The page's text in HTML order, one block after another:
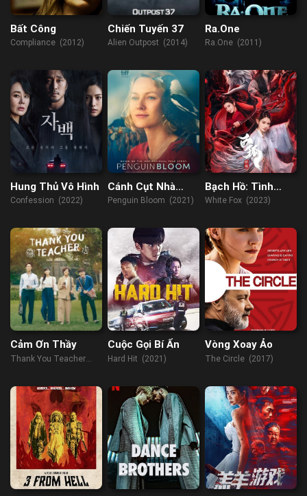
Bất Công
Compliance (2012)
Chiến Tuyến 37
Alien Outpost (2014)
Ra.One
Ra.One (2011)
Hung Thủ Vô Hình
Confession (2022)
Cánh Cụt Nhà
Bloom
Penguin Bloom (2021)
Bạch Hồ: Tình
Duyên
White Fox (2023)
Cảm Ơn Thầy
Thank You Teacher
Cuộc Gọi Bí Ẩn
Hard Hit (2021)
Vòng Xoay Ảo
The Circle (2017)